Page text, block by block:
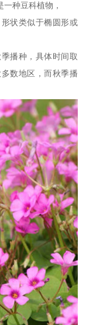
种豆科植物，
状类似于椭圆形或
播种，具体时间取
数地区，而秋季播